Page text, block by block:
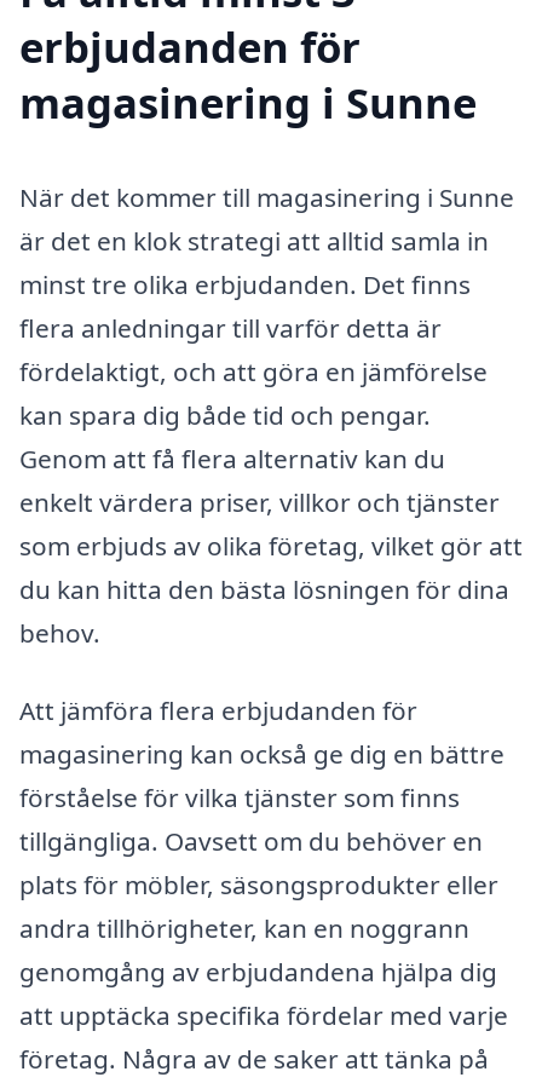
erbjudanden för
magasinering i Sunne
När det kommer till magasinering i Sunne
är det en klok strategi att alltid samla in
minst tre olika erbjudanden. Det finns
flera anledningar till varför detta är
fördelaktigt, och att göra en jämförelse
kan spara dig både tid och pengar.
Genom att få flera alternativ kan du
enkelt värdera priser, villkor och tjänster
som erbjuds av olika företag, vilket gör att
du kan hitta den bästa lösningen för dina
behov.
Att jämföra flera erbjudanden för
magasinering kan också ge dig en bättre
förståelse för vilka tjänster som finns
tillgängliga. Oavsett om du behöver en
plats för möbler, säsongsprodukter eller
andra tillhörigheter, kan en noggrann
genomgång av erbjudandena hjälpa dig
att upptäcka specifika fördelar med varje
företag. Några av de saker att tänka på